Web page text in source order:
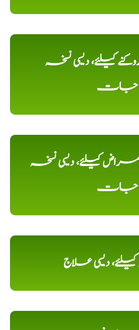
کیلئے، دیسی نسخہ
جات
امراض کیلئے، دیسی نسخہ
جات
دیسی علاج